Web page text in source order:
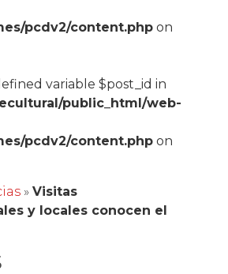
pcdv2/content.phpon
variable $post_id in
public_html/web-
pcdv2/content.phpon
» Visitas
y locales conocen el